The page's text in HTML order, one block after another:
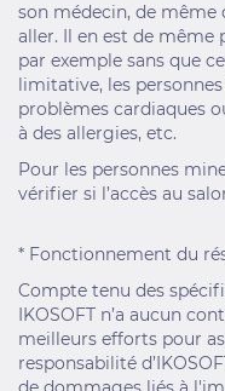
son médecin, de même
aller. Il en est de même
par exemple sans que
limitative, les
problèmes cardiaques
à des allergies, etc.
Pour les personnes
vérifier si l’accès au
* Fonctionnement du
Compte tenu des
IKOSOFT n’a aucun
meilleurs efforts pour
responsabilité